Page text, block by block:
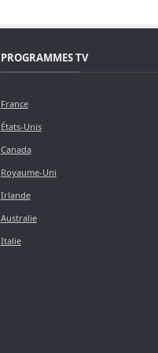
PROGRAMMES TV
France
États-Unis
Canada
Royaume-Uni
Irlande
Australie
Italie